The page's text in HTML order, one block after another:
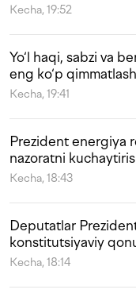
Kecha, 19:52
Yo‘l haqi, sabzi va
eng ko‘p
Kecha, 19:41
Prezident energiya
nazoratni
Kecha, 18:43
Deputatlar
konstitutsiyaviy
Kecha, 18:14